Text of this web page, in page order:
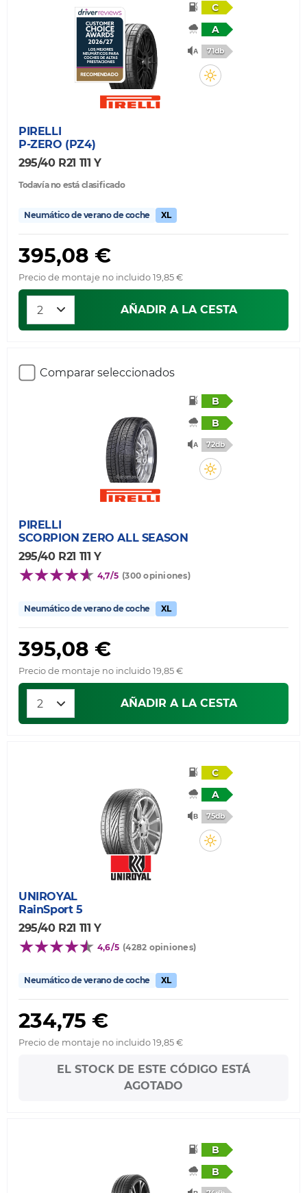
C
A
71db
PIRELLI
P-ZERO (PZ4)
295/40 R21 111 Y
Todavía no está clasificado
Neumático de verano de coche XL
395,08 €
Precio de montaje no incluido 19,85 €
AÑADIR A LA CESTA
Comparar seleccionados
B
B
72db
PIRELLI
SCORPION ZERO ALL SEASON
295/40 R21 111 Y
4,7/5 (300 opiniones)
Neumático de verano de coche XL
395,08 €
Precio de montaje no incluido 19,85 €
AÑADIR A LA CESTA
C
A
75db
UNIROYAL
RainSport 5
295/40 R21 111 Y
4,6/5 (4282 opiniones)
Neumático de verano de coche XL
234,75 €
Precio de montaje no incluido 19,85 €
EL STOCK DE ESTE CÓDIGO ESTÁ
AGOTADO
B
B